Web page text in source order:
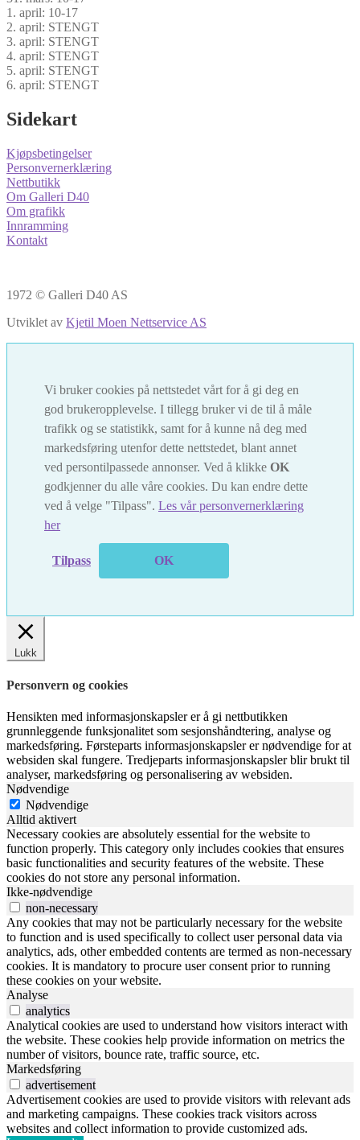
1. april: 10-17
2. april: STENGT
3. april: STENGT
4. april: STENGT
5. april: STENGT
6. april: STENGT
Sidekart
Kjøpsbetingelser
Personvernerklæring
Nettbutikk
Om Galleri D40
Om grafikk
Innramming
Kontakt
1972 © Galleri D40 AS
Utviklet av Kjetil Moen Nettservice AS
Vi bruker cookies på nettstedet vårt for å gi deg en
god brukeropplevelse. I tillegg bruker vi de til å måle
trafikk og se statistikk, samt for å kunne nå deg med
markedsføring utenfor dette nettstedet, blant annet
ved persontilpassede annonser. Ved å klikke OK
godkjenner du alle våre cookies. Du kan endre dette
ved å velge "Tilpass". Les vår personvernerklæring
her
Tilpass OK
Lukk
Personvern og cookies
Hensikten med informasjonskapsler er å gi nettbutikken
grunnleggende funksjonalitet som sesjonshåndtering, analyse og
markedsføring. Førsteparts informasjonskapsler er nødvendige for at
websiden skal fungere. Tredjeparts informasjonskapsler blir brukt til
analyser, markedsføring og personalisering av websiden.
Nødvendige
Nødvendige
Alltid aktivert
Necessary cookies are absolutely essential for the website to
function properly. This category only includes cookies that ensures
basic functionalities and security features of the website. These
cookies do not store any personal information.
Ikke-nødvendige
non-necessary
Any cookies that may not be particularly necessary for the website
to function and is used specifically to collect user personal data via
analytics, ads, other embedded contents are termed as non-necessary
cookies. It is mandatory to procure user consent prior to running
these cookies on your website.
Analyse
analytics
Analytical cookies are used to understand how visitors interact with
the website. These cookies help provide information on metrics the
number of visitors, bounce rate, traffic source, etc.
Markedsføring
advertisement
Advertisement cookies are used to provide visitors with relevant ads
and marketing campaigns. These cookies track visitors across
websites and collect information to provide customized ads.